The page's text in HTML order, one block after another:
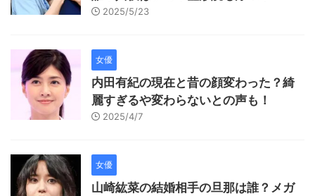
2025/5/23
女優
内田有紀の現在と昔の顔変わった？綺
麗すぎるや変わらないとの声も！
2025/4/7
女優
山崎紘菜の結婚相手の旦那は誰？メガ